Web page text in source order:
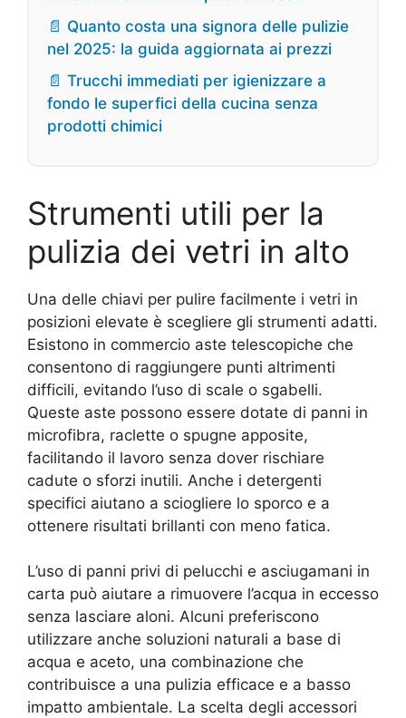
📄 Quanto costa una signora delle pulizie
nel 2025: la guida aggiornata ai prezzi
📄 Trucchi immediati per igienizzare a
fondo le superfici della cucina senza
prodotti chimici
Strumenti utili per la
pulizia dei vetri in alto
Una delle chiavi per pulire facilmente i vetri in
posizioni elevate è scegliere gli strumenti adatti.
Esistono in commercio aste telescopiche che
consentono di raggiungere punti altrimenti
difficili, evitando l’uso di scale o sgabelli.
Queste aste possono essere dotate di panni in
microfibra, raclette o spugne apposite,
facilitando il lavoro senza dover rischiare
cadute o sforzi inutili. Anche i detergenti
specifici aiutano a sciogliere lo sporco e a
ottenere risultati brillanti con meno fatica.
L’uso di panni privi di pelucchi e asciugamani in
carta può aiutare a rimuovere l’acqua in eccesso
senza lasciare aloni. Alcuni preferiscono
utilizzare anche soluzioni naturali a base di
acqua e aceto, una combinazione che
contribuisce a una pulizia efficace e a basso
impatto ambientale. La scelta degli accessori